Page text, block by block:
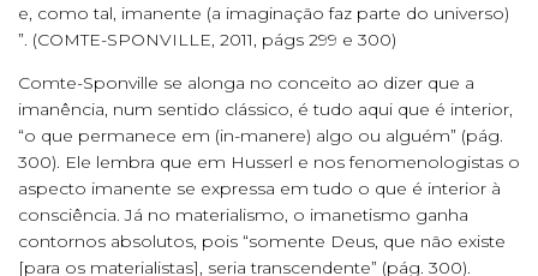
e, como tal, imanente (a imaginação faz parte do universo)
”. (COMTE-SPONVILLE, 2011, págs 299 e 300)
Comte-Sponville se alonga no conceito ao dizer que a
imanência, num sentido clássico, é tudo aqui que é interior,
“o que permanece em (in-manere) algo ou alguém” (pág.
300). Ele lembra que em Husserl e nos fenomenologistas o
aspecto imanente se expressa em tudo o que é interior à
consciência. Já no materialismo, o imanetismo ganha
contornos absolutos, pois “somente Deus, que não existe
[para os materialistas], seria transcendente” (pág. 300).